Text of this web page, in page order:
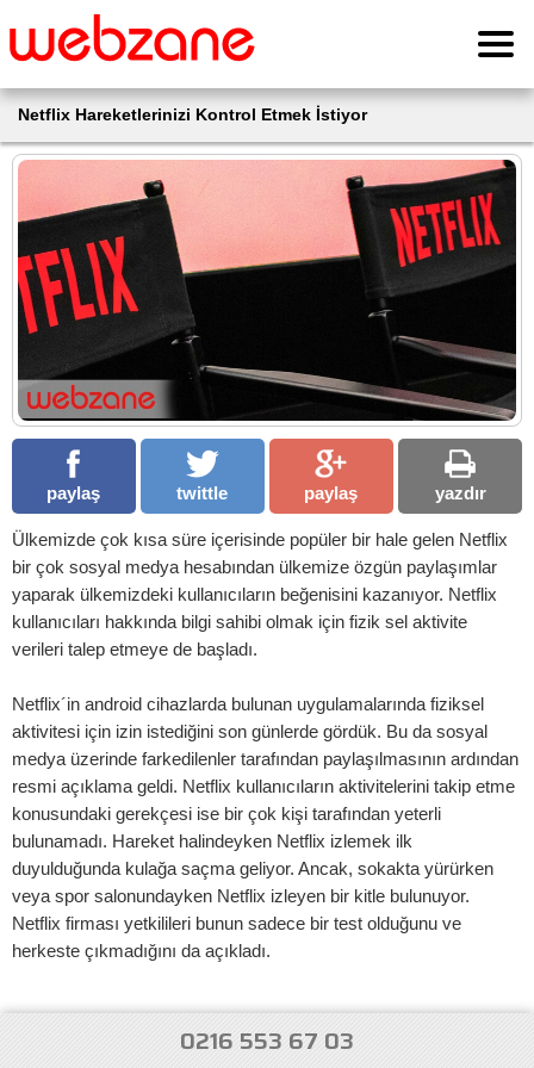
Netflix Hareketlerinizi Kontrol Etmek İstiyor
paylaş twittle paylaş yazdır
Ülkemizde çok kısa süre içerisinde popüler bir hale gelen Netflix
bir çok sosyal medya hesabından ülkemize özgün paylaşımlar
yaparak ülkemizdeki kullanıcıların beğenisini kazanıyor. Netflix
kullanıcıları hakkında bilgi sahibi olmak için fizik sel aktivite
verileri talep etmeye de başladı.
Netflix´in android cihazlarda bulunan uygulamalarında fiziksel
aktivitesi için izin istediğini son günlerde gördük. Bu da sosyal
medya üzerinde farkedilenler tarafından paylaşılmasının ardından
resmi açıklama geldi. Netflix kullanıcıların aktivitelerini takip etme
konusundaki gerekçesi ise bir çok kişi tarafından yeterli
bulunamadı. Hareket halindeyken Netflix izlemek ilk
duyulduğunda kulağa saçma geliyor. Ancak, sokakta yürürken
veya spor salonundayken Netflix izleyen bir kitle bulunuyor.
Netflix firması yetkilileri bunun sadece bir test olduğunu ve
herkeste çıkmadığını da açıkladı.
0216 553 67 03